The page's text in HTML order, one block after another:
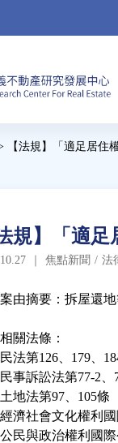
【法規】「適足居住
規】「適
焦點新聞 / 法
案由摘要：拆屋還
相關法條：
民法第126、179、
民事訴訟法第77-2、
土地法第97、105條
經濟社會文化權利
公民與政治權利國